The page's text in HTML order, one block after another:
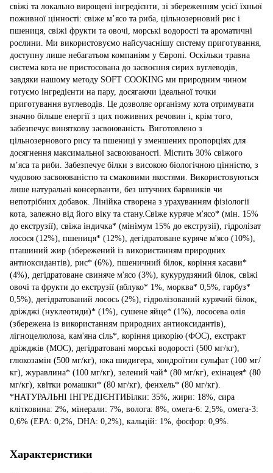
свіжі та локально вирощені інгредієнти, зі збереженням усієї їхньої
поживної цінності: свіже м’ясо та риба, цільнозерновий рис і
пшениця, свіжі фрукти та овочі, морські водорості та ароматичні
рослини. Ми використовуємо найсучаснішу систему приготування,
доступну лише небагатьом компаніям у Європі. Оскільки травна
система кота не пристосована до засвоєння сирих вуглеводів,
завдяки нашому методу SOFT COOKING ми природним чином
готуємо інгредієнти на пару, досягаючи ідеальної точки
приготування вуглеводів. Це дозволяє організму кота отримувати
значно більше енергії з цих поживних речовин і, крім того,
забезпечує виняткову засвоюваність. Виготовлено з
цільнозернового рису та пшениці у зменшених пропорціях для
досягнення максимальної засвоюваності. Містить 30% свіжого
м’яса та риби. Забезпечує білки з високою біологічною цінністю, з
чудовою засвоюваністю та смаковими якостями. Використовуються
лише натуральні консерванти, без штучних барвників чи
непотрібних добавок. Лінійка створена з урахуванням фізіології
кота, залежно від його віку та стану.Свіже куряче м'ясо* (мін. 15%
до екструзії), свіжа індичка* (мінімум 15% до екструзії), гідролізат
лосося (12%), пшениця* (12%), дегідратоване куряче м'ясо (10%),
пташиний жир (збережений із використанням природних
антиоксидантів), рис* (6%), пшеничний білок, коріння касави*
(4%), дегідратоване свиняче м'ясо (3%), кукурудзяний білок, свіжі
овочі та фрукти до екструзії (яблуко* 1%, морква* 0,5%, гарбуз*
0,5%), дегідратований лосось (2%), гідролізований курячий білок,
дріжджі (нуклеотиди)* (1%), сушене яйце* (1%), лососева олія
(збережена із використанням природних антиоксидантів),
лігноцелюлоза, кам'яна сіль*, коріння цикорію (ФОС), екстракт
дріжджів (МОС), дегідратовані морські водорості (500 мг/кг),
глюкозамін (500 мг/кг), юка шидигера, хондроїтин сульфат (100 мг/
кг), журавлина* (100 мг/кг), зелений чай* (80 мг/кг), ехінацея* (80
мг/кг), квітки ромашки* (80 мг/кг), фенхель* (80 мг/кг).
*НАТУРАЛЬНІ ІНГРЕДІЄНТИБілки: 35%, жири: 18%, сира
клітковина: 2%, мінерали: 7%, волога: 8%, омега-6: 2,5%, омега-3:
0,6% (EPA: 0,2%, DHA: 0,2%), кальцій: 1%, фосфор: 0,9%.
Характеристики